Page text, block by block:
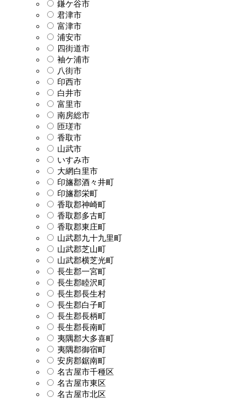
鎌ケ谷市
君津市
富津市
浦安市
四街道市
袖ケ浦市
八街市
印西市
白井市
富里市
南房総市
匝瑳市
香取市
山武市
いすみ市
大網白里市
印旛郡酒々井町
印旛郡栄町
香取郡神崎町
香取郡多古町
香取郡東庄町
山武郡九十九里町
山武郡芝山町
山武郡横芝光町
長生郡一宮町
長生郡睦沢町
長生郡長生村
長生郡白子町
長生郡長柄町
長生郡長南町
夷隅郡大多喜町
夷隅郡御宿町
安房郡鋸南町
名古屋市千種区
名古屋市東区
名古屋市北区